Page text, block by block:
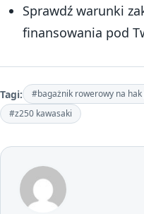
Sprawdź warunki
finansowania pod
Tagi: #bagażnik rowerowy na
#z250 kawasaki